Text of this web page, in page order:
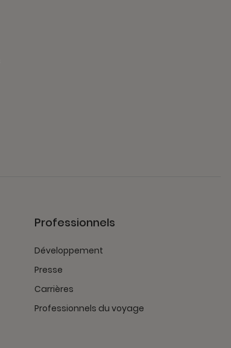
Professionnels
Développement
Presse
Carrières
Professionnels du voyage